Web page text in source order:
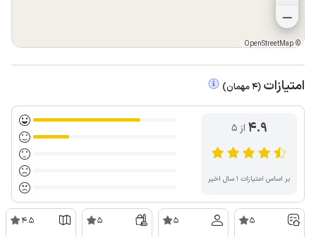
©
OpenStreetMap
امتیازات (
4مهمان)
4.9 از ۵
بر اساس امتیازات ۱ سال اخیر
5
5
5
4.5